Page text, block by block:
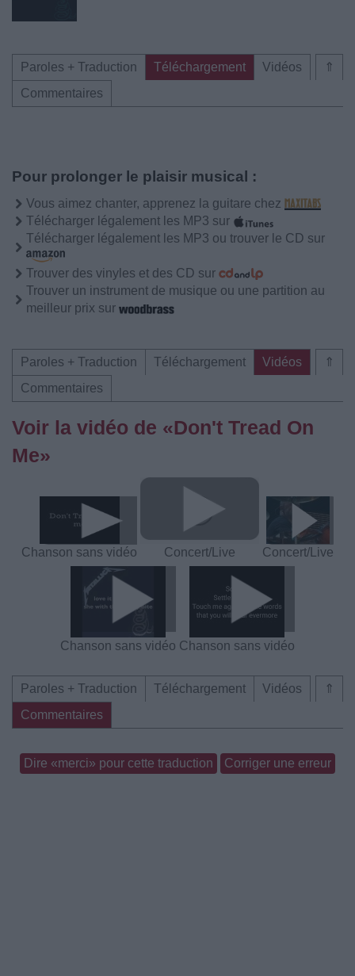
⇑
Paroles + Traduction Téléchargement
Vidéos
Commentaires
Pour prolonger le plaisir musical :
Vous aimez chanter, apprenez la guitare chez
Télécharger légalement les MP3 sur
Télécharger légalement les MP3 ou trouver le CD sur
Trouver des vinyles et des CD sur
Trouver un instrument de musique ou une partition au
meilleur prix sur
⇑
Paroles + Traduction Téléchargement
Vidéos
Commentaires
Voir la vidéo de «Don't Tread On
Me»
Chanson sans vidéo Concert/Live Concert/Live
Chanson sans vidéo Chanson sans vidéo
⇑
Paroles + Traduction Téléchargement
Vidéos
Commentaires
Dire «merci» pour cette traduction Corriger une erreur